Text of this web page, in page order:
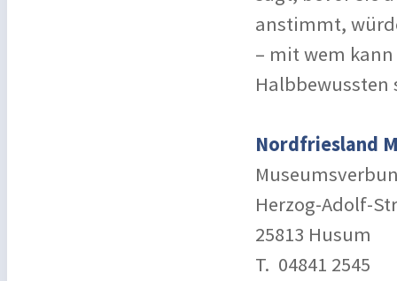
anstimmt,
– mit wem
Halbbewussten
Nordfriesland
Herzog-Adolf-
25813 Husum
T. 04841 2545